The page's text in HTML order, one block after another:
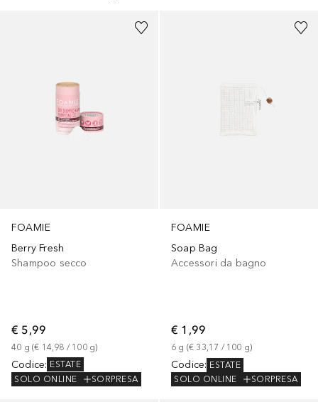
FOAMIE
Berry Fresh
Shampoo secco
€ 5,99
40 g (€ 14,98 / 100 g)
Codice: ESTATE
SOLO ONLINE
SORPRESA
FOAMIE
Soap Bag
Accessori da bagno
€ 1,99
6 g (€ 33,17 / 100 g)
Codice: ESTATE
SOLO ONLINE
SORPRESA